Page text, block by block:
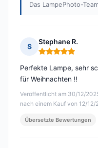
Das LampePhoto-
S
Stephane R.
Hinweis: 5 von 5
Veröffentlicht am 30/12/
nach einem Kauf von 12/12/
Perfekte Lampe, sehr
für Weihnachten !!
Übersetzte Bewertungen